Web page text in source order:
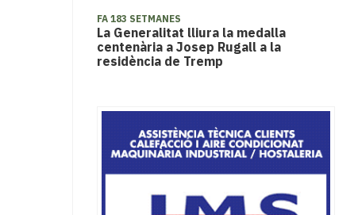
FA 183 SETMANES
La Generalitat lliura la medalla
centenària a Josep Rugall a la
residència de Tremp